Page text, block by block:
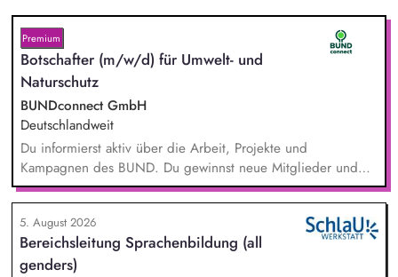
Premium
Botschafter (m/w/d) für Umwelt- und
Naturschutz
BUNDconnect GmbH
Deutschlandweit
Du informierst aktiv über die Arbeit, Projekte und
Kampagnen des BUND. Du gewinnst neue Mitglieder und
stärkst damit langfristig den Umwelt- und Naturschutz. Du
beantwortest Fragen zu Umwelt-, Arten- und Klimaschutz nach
bestem Wissen und Gewissen. Du unterstützt Kampagnen
und Aktionen, beispielsweise durch das Sammeln von
Unterschriften für Petitionen.
5. August 2026
Bereichsleitung Sprachenbildung (all
genders)